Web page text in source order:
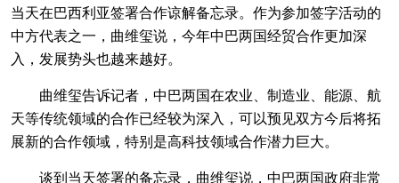
当天在巴西利亚签署合作谅解备忘录。作为参加签字活动的
中方代表之一，曲维玺说，今年中巴两国经贸合作更加深
入，发展势头也越来越好。
曲维玺告诉记者，中巴两国在农业、制造业、能源、航
天等传统领域的合作已经较为深入，可以预见双方今后将拓
展新的合作领域，特别是高科技领域合作潜力巨大。
谈到当天签署的备忘录，曲维玺说，中巴两国政府非常